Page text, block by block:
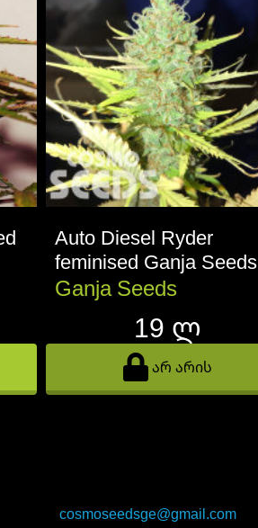
Auto Diesel Ryder
feminised Ganja Seeds
Ganja Seeds
19 ლ
არ არის
cosmoseedsge@gmail.com